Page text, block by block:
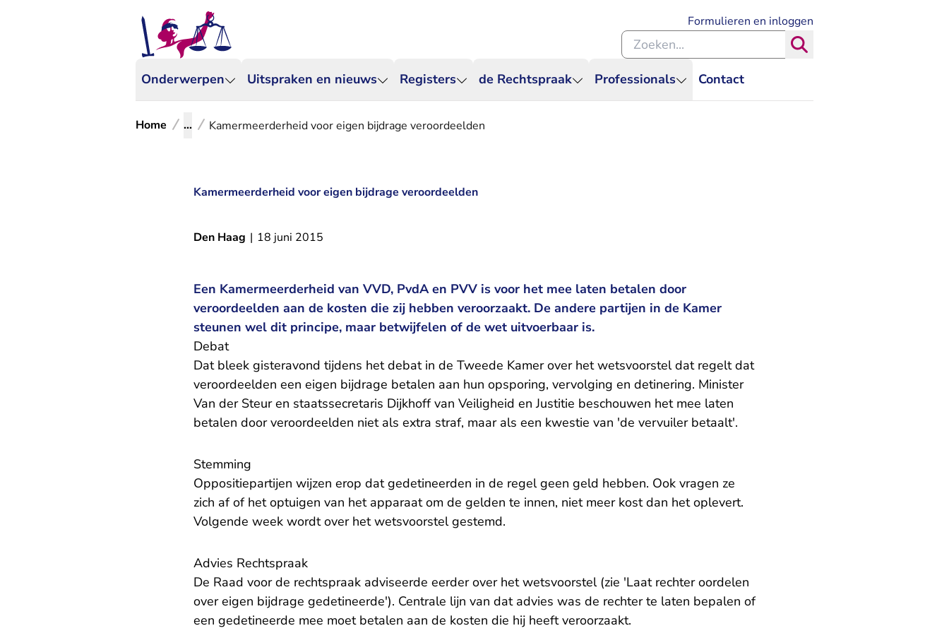
Onderwerpen Uitspraken en nieuws Registers de Rechtspraak Professionals Contact
Formulieren en inloggen
Zoeken binnen de Rechtspraak
Home ... Kamermeerderheid voor eigen bijdrage veroordeelden
Kamermeerderheid voor eigen bijdrage veroordeelden
Den Haag | 18 juni 2015
Een Kamermeerderheid van VVD, PvdA en PVV is voor het mee laten betalen door
veroordeelden aan de kosten die zij hebben veroorzaakt. De andere partijen in de Kamer
steunen wel dit principe, maar betwijfelen of de wet uitvoerbaar is.
Debat
Dat bleek gisteravond tijdens het debat in de Tweede Kamer over het wetsvoorstel dat regelt dat
veroordeelden een eigen bijdrage betalen aan hun opsporing, vervolging en detinering. Minister
Van der Steur en staatssecretaris Dijkhoff van Veiligheid en Justitie beschouwen het mee laten
betalen door veroordeelden niet als extra straf, maar als een kwestie van 'de vervuiler betaalt'.
Stemming
Oppositiepartijen wijzen erop dat gedetineerden in de regel geen geld hebben. Ook vragen ze
zich af of het optuigen van het apparaat om de gelden te innen, niet meer kost dan het oplevert.
Volgende week wordt over het wetsvoorstel gestemd.
Advies Rechtspraak
De Raad voor de rechtspraak adviseerde eerder over het wetsvoorstel (zie 'Laat rechter oordelen
over eigen bijdrage gedetineerde'). Centrale lijn van dat advies was de rechter te laten bepalen of
een gedetineerde mee moet betalen aan de kosten die hij heeft veroorzaakt.